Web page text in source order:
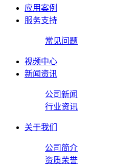
应用案例
服务支持
常见问题
视频中心
新闻资讯
公司新闻
行业资讯
关于我们
公司简介
资质荣誉